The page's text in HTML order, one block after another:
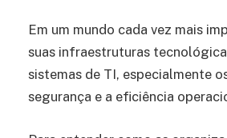
Em um mundo cada vez mais
suas infraestruturas
sistemas de TI, especialmente
segurança e a eficiência